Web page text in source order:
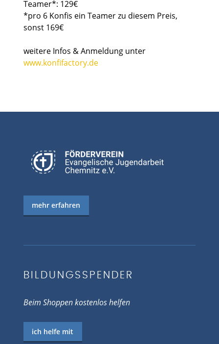
Teamer*: 129€
*pro 6 Konfis ein Teamer zu diesem Preis,
sonst 169€
weitere Infos & Anmeldung unter
www.konfifactory.de
mehr erfahren
BILDUNGSSPENDER
Beim Shoppen kostenlos helfen
ich helfe mit